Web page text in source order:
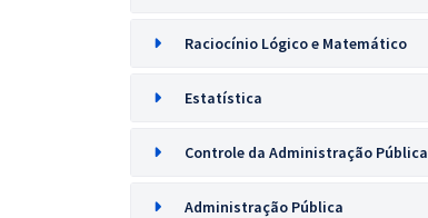
Raciocínio Lógico e Matemático
Estatística
Controle da Administração Pública
Administração Pública